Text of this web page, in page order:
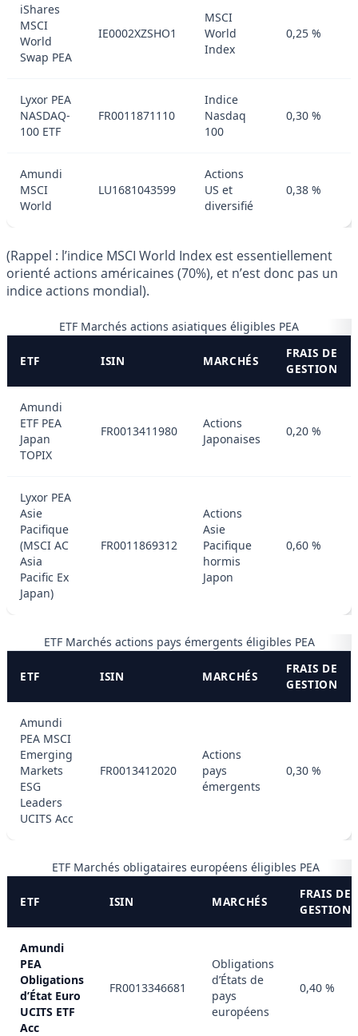
iShares
MSCI
World
Swap PEA
IE0002XZSHO1
MSCI
World
Index
0,25 %
Lyxor PEA
NASDAQ-
100 ETF
FR0011871110
Indice
Nasdaq
100
0,30 %
Amundi
MSCI
World
LU1681043599
Actions
US et
diversifié
0,38 %
(Rappel : l’indice MSCI World Index est essentiellement
orienté actions américaines (70%), et n’est donc pas un
indice actions mondial).
ETF Marchés actions asiatiques éligibles PEA
ETF ISIN MARCHÉS
FRAIS DE
GESTION
Amundi
ETF PEA
Japan
TOPIX
FR0013411980
Actions
Japonaises
0,20 %
Lyxor PEA
Asie
Pacifique
(MSCI AC
Asia
Pacific Ex
Japan)
FR0011869312
Actions
Asie
Pacifique
hormis
Japon
0,60 %
ETF Marchés actions pays émergents éligibles PEA
ETF ISIN MARCHÉS
FRAIS DE
GESTION
Amundi
PEA MSCI
Emerging
Markets
ESG
Leaders
UCITS Acc
FR0013412020
Actions
pays
émergents
0,30 %
ETF Marchés obligataires européens éligibles PEA
ETF ISIN MARCHÉS
FRAIS DE
GESTION
Amundi
PEA
Obligations
d’État Euro
UCITS ETF
Acc
FR0013346681
Obligations
d’États de
pays
européens
0,40 %